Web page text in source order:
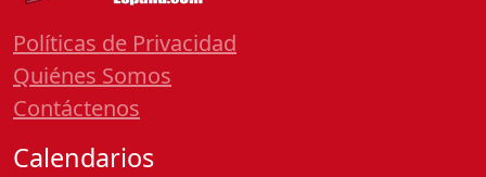
Políticas de Privacidad
Quiénes Somos
Contáctenos
Calendarios